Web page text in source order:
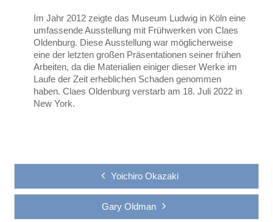
Im Jahr 2012 zeigte das Museum Ludwig in Köln eine
umfassende Ausstellung mit Frühwerken von Claes
Oldenburg. Diese Ausstellung war möglicherweise
eine der letzten großen Präsentationen seiner frühen
Arbeiten, da die Materialien einiger dieser Werke im
Laufe der Zeit erheblichen Schaden genommen
haben. Claes Oldenburg verstarb am 18. Juli 2022 in
New York.
Yoichiro Okazaki
Gary Oldman